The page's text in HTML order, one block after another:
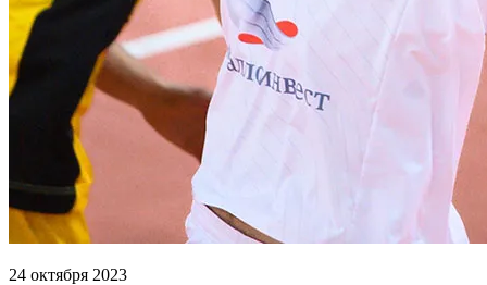
24 октября 2023